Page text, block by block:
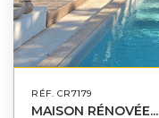
RÉF. CR7179
MAISON RÉNOVÉE...